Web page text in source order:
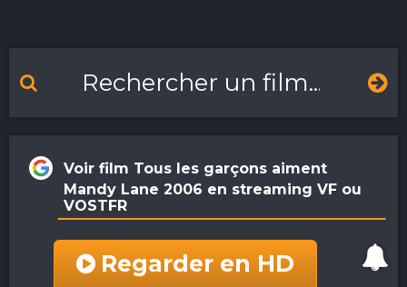
Voir film Tous les garçons aiment
Mandy Lane 2006 en streaming VF ou
VOSTFR
Regarder en HD